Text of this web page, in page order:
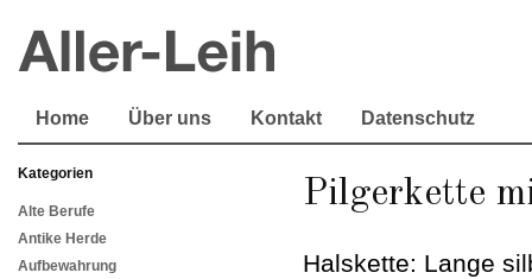
Home Über uns Kontakt Datenschutz
Kategorien
Alte Berufe
Antike Herde
Aufbewahrung
Pilgerkette
Halskette: Lange